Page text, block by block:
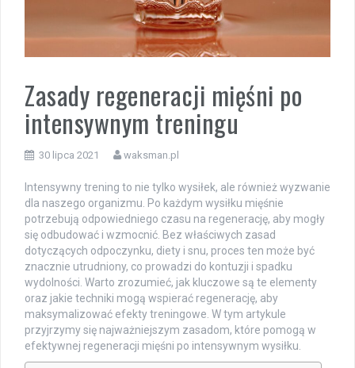
Zasady regeneracji mięśni po
intensywnym treningu
30 lipca 2021 waksman.pl
Intensywny trening to nie tylko wysiłek, ale również wyzwanie
dla naszego organizmu. Po każdym wysiłku mięśnie
potrzebują odpowiedniego czasu na regenerację, aby mogły
się odbudować i wzmocnić. Bez właściwych zasad
dotyczących odpoczynku, diety i snu, proces ten może być
znacznie utrudniony, co prowadzi do kontuzji i spadku
wydolności. Warto zrozumieć, jak kluczowe są te elementy
oraz jakie techniki mogą wspierać regenerację, aby
maksymalizować efekty treningowe. W tym artykule
przyjrzymy się najważniejszym zasadom, które pomogą w
efektywnej regeneracji mięśni po intensywnym wysiłku.